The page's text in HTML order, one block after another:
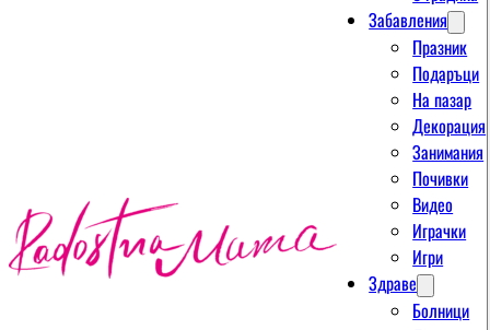
Забавления
Празник
Подаръци
На пазар
Декорация
Занимания
Почивки
Видео
Играчки
Игри
Здраве
Болници